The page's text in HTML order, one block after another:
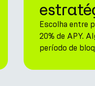
Escolha entre
20% de APY.
período de